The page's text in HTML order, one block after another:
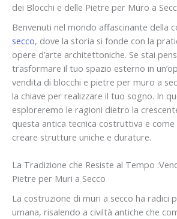
dei Blocchi e delle Pietre per Muro a
Benvenuti nel mondo affascinante della
secco, dove la storia si fonde con la
opere d’arte architettoniche. Se stai
trasformare il tuo spazio esterno in
vendita di blocchi e pietre per muro a
la chiave per realizzare il tuo sogno. In
esploreremo le ragioni dietro la
questa antica tecnica costruttiva e
creare strutture uniche e durature.
La Tradizione che Resiste al Tempo
Pietre per Muri a Secco
La costruzione di muri a secco ha radici
umana, risalendo a civiltà antiche che